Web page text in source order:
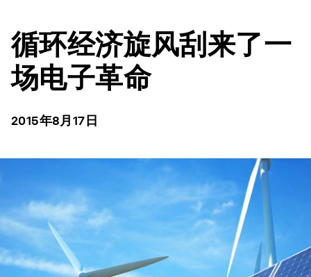
循环经济旋风刮来了一
场电子革命
2015年8月17日